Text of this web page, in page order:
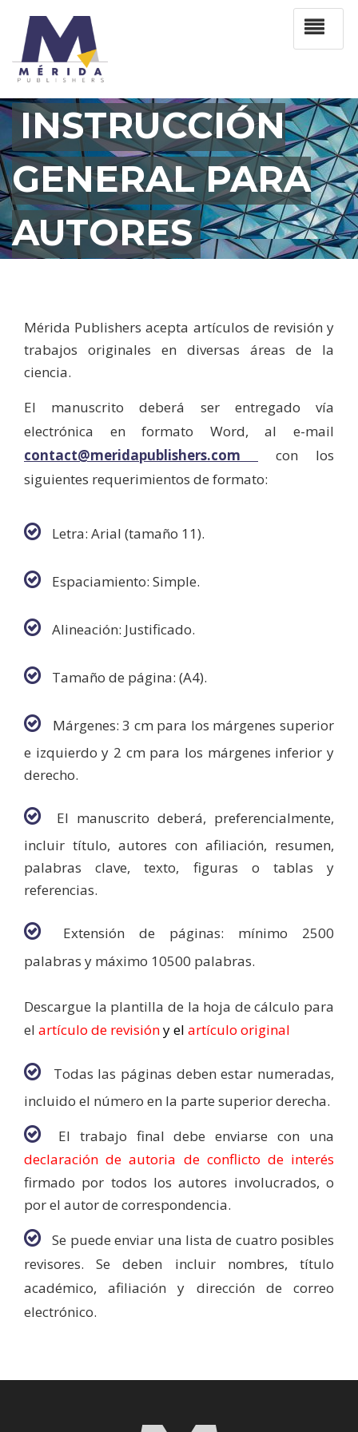
INSTRUCCIÓN
GENERAL PARA
AUTORES
Mérida Publishers acepta artículos de revisión y
trabajos originales en diversas áreas de la
ciencia.
El manuscrito deberá ser entregado vía
electrónica en formato Word, al e-mail
contact@meridapublishers.com
con los
siguientes requerimientos de formato:
Letra: Arial (tamaño 11).
Espaciamiento: Simple.
Alineación: Justificado.
Tamaño de página: (A4).
Márgenes: 3 cm para los márgenes superior
e izquierdo y 2 cm para los márgenes inferior y
derecho.
El manuscrito deberá, preferencialmente,
incluir título, autores con afiliación, resumen,
palabras clave, texto, figuras o tablas y
referencias.
Extensión de páginas: mínimo 2500
palabras y máximo 10500 palabras.
Descargue la plantilla de la hoja de cálculo para
el artículo de revisióny el artículo original
Todas las páginas deben estar numeradas,
incluido el número en la parte superior derecha.
El trabajo final debe enviarse con una
declaración de autoria de conflicto de interés
firmado por todos los autores involucrados, o
por el autor de correspondencia.
Se puede enviar una lista de cuatro posibles
revisores.
Se deben incluir nombres, título
académico, afiliación y dirección de correo
electrónico.